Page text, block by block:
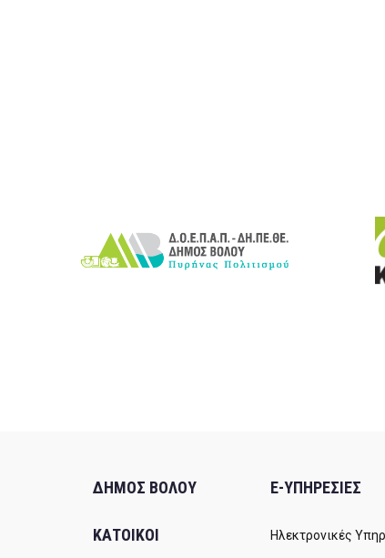
ΔΗΜΟΣ ΒΟΛΟΥ
ΚΑΤΟΙΚΟΙ
E-ΥΠΗΡΕΣΙΕΣ
Ηλεκτρονικές